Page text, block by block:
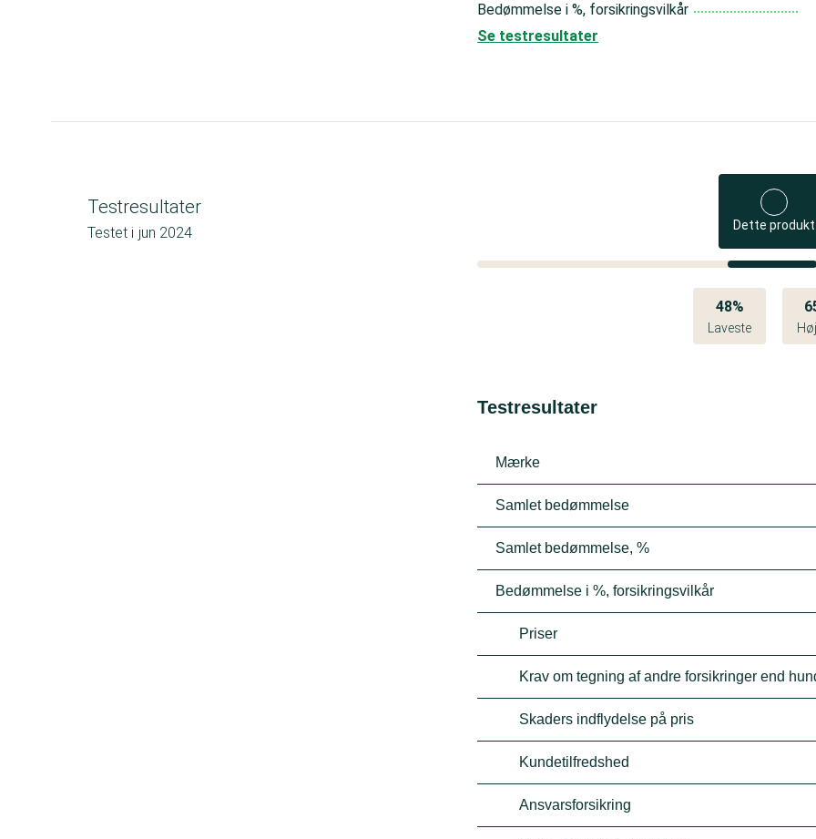
Bedømmelse i %, forsikringsvilkår
Se testresultater
Testresultater
Testet i jun 2024 Dette produkt
48%
Laveste
Testresultater
Mærke
Samlet bedømmelse
Samlet bedømmelse, %
Bedømmelse i %, forsikringsvilkår
Priser
Krav om tegning af andre forsikringer end
Skaders indflydelse på pris
Kundetilfredshed
Ansvarsforsikring